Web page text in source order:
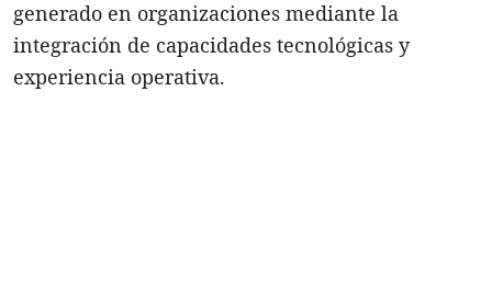
generado en organizaciones mediante la
integración de capacidades tecnológicas y
experiencia operativa.